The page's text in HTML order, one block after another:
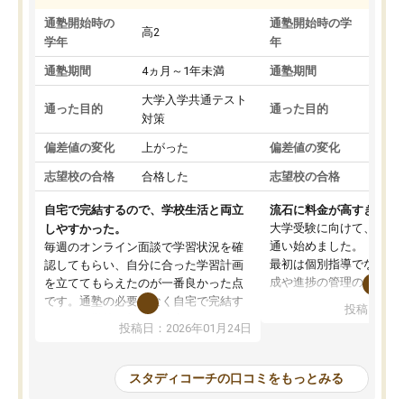
通塾開始時の
学年
高2
通塾期間 4ヵ月～1年未満
通った目的
大学入学共通テスト
対策
偏差値の変化 上がった
志望校の合格 合格した
自宅で完結するので、学校生活と両立
しやすかった。
毎週のオンライン面談で学習状況を確
認してもらい、自分に合った学習計画
を立ててもらえたのが一番良かった点
です。通塾の必要がなく自宅で完結す
たです。コーチが現役大学生で相談し
安も気軽に話せました。勉強習慣が身
についたと感じています。また、チャ
投稿日：2026年01月24日
通塾開始時の学
年
通塾期間
通った目的
偏差値の変化
志望校の合格
流石に料金が高すぎる
大学受験に向けて、高2
通い始めました。
最初は個別指導でなく、
成や進捗の管理のみのコ
じ個別指導コースに変更
性が良くなかったです。
モチベーションが上がら
投稿日：
スタディコーチの口コミをもっとみる